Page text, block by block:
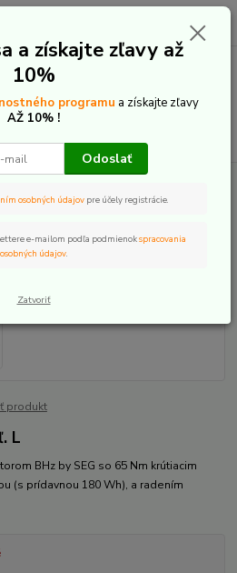
0,00 €
produkt
L
BHz by SEG so 65 Nm krútiacim
(s prídavnou 180 Wh), a radením
a získajte zľavy až
10%
programu a získajte zľavy
AŽ 10% !
Odoslať
osobných údajov pre účely registrácie.
e-mailom podľa podmienokspracovania
osobných údajov.
Zatvoriť